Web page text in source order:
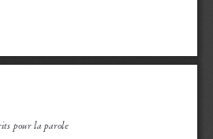
pour  la  parole